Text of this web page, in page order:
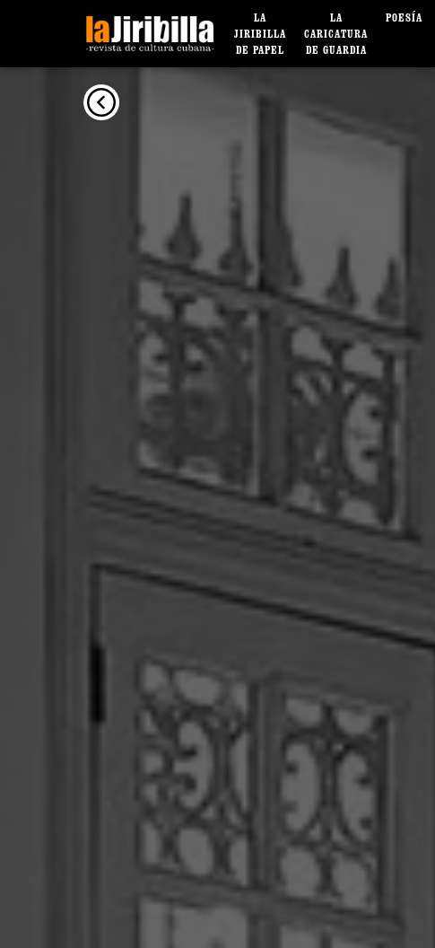
LA
JIRIBILLA
DE PAPEL
LA
CARICATURA
DE GUARDIA
POESÍA